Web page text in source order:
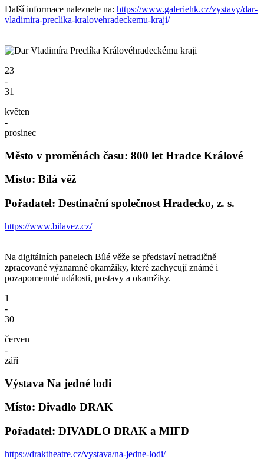
Další informace naleznete na: https://www.galeriehk.cz/vystavy/dar-
vladimira-preclika-kralovehradeckemu-kraji/
23
-
31
květen
-
prosinec
Město v proměnách času: 800 let Hradce Králové
Místo: Bílá věž
Pořadatel: Destinační společnost Hradecko, z. s.
https://www.bilavez.cz/
Na digitálních panelech Bílé věže se představí netradičně
zpracované významné okamžiky, které zachycují známé i
pozapomenuté události, postavy a okamžiky.
1
-
30
červen
-
září
Výstava Na jedné lodi
Místo: Divadlo DRAK
Pořadatel: DIVADLO DRAK a MIFD
https://draktheatre.cz/vystava/na-jedne-lodi/